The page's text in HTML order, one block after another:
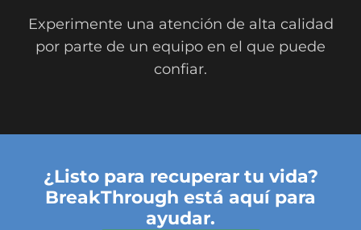
Experimente una atención de alta calidad
por parte de un equipo en el que puede
confiar.
¿Listo para recuperar tu vida?
BreakThrough está aquí para
ayudar.